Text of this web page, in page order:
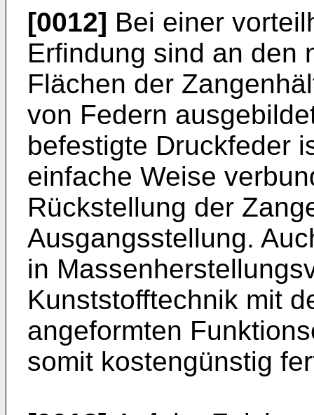
[0012] Bei einer
Erfindung sind an den
Flächen der
von Federn
befestigte Druckfeder
einfache Weise
Rückstellung der
Ausgangsstellung.
in
Kunststofftechnik mit
angeformten
somit kostengünstig